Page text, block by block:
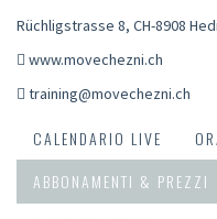
Rüchligstrasse 8, CH-8908
www.movechezni.ch
training@movechezni.ch
CALENDARIO LIVE
ABBONAMENTI & PREZZI